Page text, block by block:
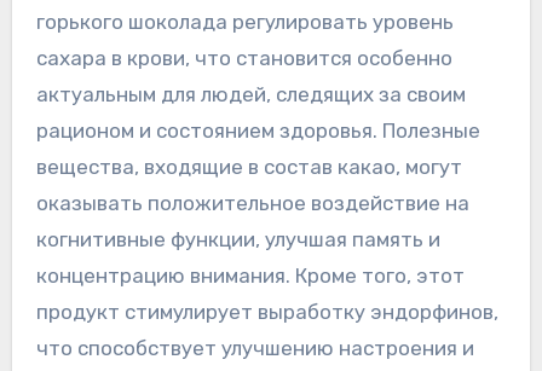
горького шоколада регулировать уровень
сахара в крови‚ что становится особенно
актуальным для людей‚ следящих за своим
рационом и состоянием здоровья. Полезные
вещества‚ входящие в состав какао‚ могут
оказывать положительное воздействие на
когнитивные функции‚ улучшая память и
концентрацию внимания. Кроме того‚ этот
продукт стимулирует выработку эндорфинов‚
что способствует улучшению настроения и